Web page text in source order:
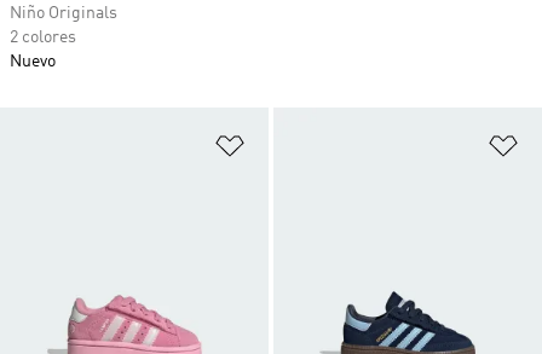
Niño Originals
2 colores
Nuevo